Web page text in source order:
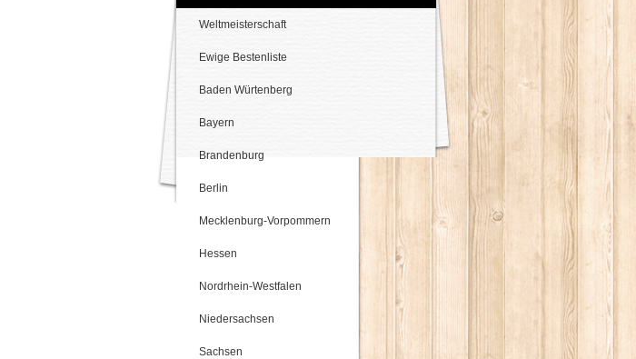
Weltmeisterschaft
Ewige Bestenliste
Baden Würtenberg
Bayern
Brandenburg
Berlin
Mecklenburg-Vorpommern
Hessen
Nordrhein-Westfalen
Niedersachsen
Sachsen